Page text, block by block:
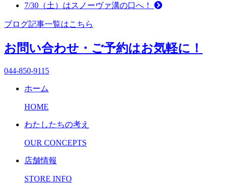
7/30（土）はスノーヴァ溝の口へ！
ブログ記事一覧はこちら
お問い合わせ・ご予約はお気軽に！
044-850-9115
ホーム
HOME
わたしたちの考え
OUR CONCEPTS
店舗情報
STORE INFO